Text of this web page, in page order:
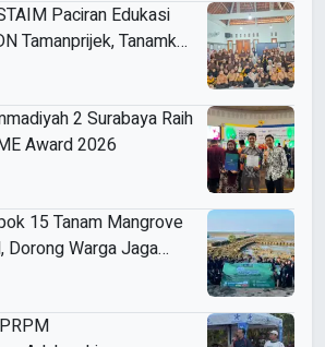
Paciran Edukasi
Tamanprijek, Tanamkan
2 Surabaya Raih
Award 2026
15 Tanam Mangrove
Dorong Warga Jaga